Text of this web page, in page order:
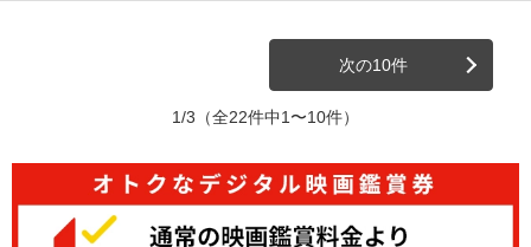
次の10件
1/3 （全22件中1〜10件）